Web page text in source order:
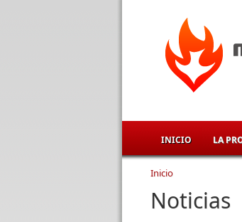
INICIO LA
Se
Inicio
Noticias